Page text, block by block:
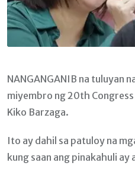
NANGANGANIB na tuluyan
miyembro ng 20th
Kiko Barzaga.
Ito ay dahil sa patuloy na
kung saan ang pinakahuli